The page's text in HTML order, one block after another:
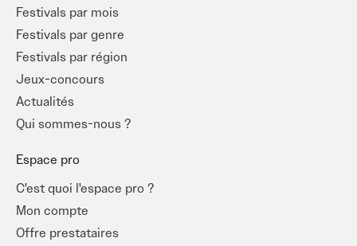
Festivals par mois
Festivals par genre
Festivals par région
Jeux-concours
Actualités
Qui sommes-nous ?
Espace pro
C'est quoi l'espace pro ?
Mon compte
Offre prestataires